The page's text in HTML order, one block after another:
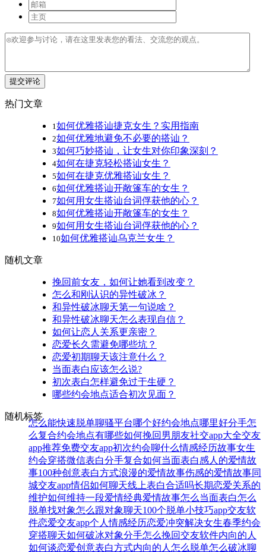
提交评论
热门文章
1 如何优雅搭讪捷克女生？实用指南
2如何优雅地避免不必要的搭讪？
3如何巧妙搭讪，让女生对你印象深刻？
4如何在捷克轻松搭讪女生？
5如何在捷克优雅搭讪女生？
6如何优雅搭讪开敞篷车的女生？
7如何用女生搭讪台词俘获他的心？
8如何优雅搭讪开敞篷车的女生？
9如何用女生搭讪台词俘获他的心？
10如何优雅搭讪乌克兰女生？
随机文章
挽回前女友，如何让她看到改变？
怎么和刚认识的异性破冰？
和异性破冰聊天第一句说啥？
和异性破冰聊天怎么表现自信？
如何让恋人关系更亲密？
恋爱长久需避免哪些坑？
恋爱初期聊天该注意什么？
当面表白应该怎么说?
初次表白怎样避免过于生硬？
哪些约会地点适合初次见面？
随机标签
怎么能快速脱单聊骚平台哪个好约会地点哪里好分手怎
么复合约会地点有哪些如何挽回男朋友社交app大全交友
app推荐免费交友app初次约会聊什么情感经历故事女生
约会穿搭微信表白分手复合如何当面表白感人的爱情故
事100种创意表白方式浪漫的爱情故事伤感的爱情故事同
城交友app情侣如何聊天线上表白合适吗长期恋爱关系的
维护如何维持一段爱情经典爱情故事怎么当面表白怎么
脱单找对象怎么跟对象聊天100个脱单小技巧app交友软
件恋爱交友app个人情感经历恋爱冲突解决女生春季约会
穿搭聊天如何破冰对象分手怎么挽回交友软件内向的人
如何谈恋爱创意表白方式内向的人怎么脱单怎么破冰聊